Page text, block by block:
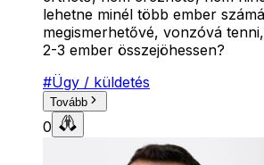
lehetne minél több ember
megismerhetővé, vonzóvá
2-3 ember összejöhessen?
#Ügy / küldetés
Tovább
0